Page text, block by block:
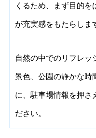
くるため、まず目的
が充実感をもたらしま
自然の中でのリフレッ
景色、公園の静かな時
に、駐車場情報を押さ
ださい。